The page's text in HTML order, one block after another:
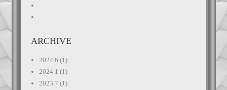
ARCHIVE
2024.6 (1)
2024.1 (1)
2023.7 (1)